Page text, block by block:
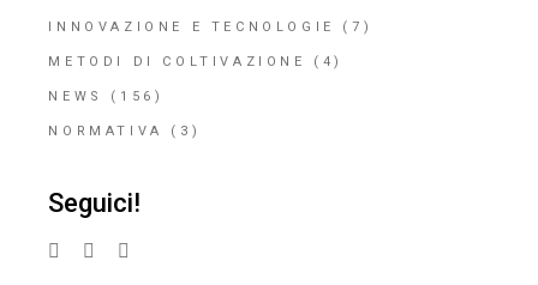
INNOVAZIONE E TECNOLOGIE (7)
METODI DI COLTIVAZIONE (4)
NEWS (156)
NORMATIVA (3)
Seguici!